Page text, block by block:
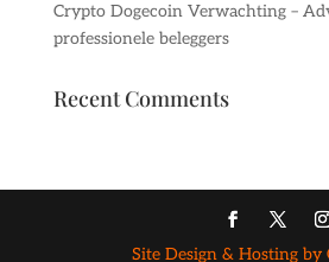
Crypto Dogecoin Verwachting –
professionele beleggers
Recent Comments
Site Design & Hosting by